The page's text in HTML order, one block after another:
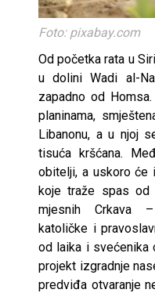
Foto: pixabay.com
Od početka rata u
u dolini Wadi al-
zapadno od
planinama,
Libanonu, a u njoj
tisuća kršćana.
obitelji, a uskoro će
koje traže spas od
mjesnih Crkava
katoličke i
od laika i svećenika
projekt izgradnje
predviđa otvaranje